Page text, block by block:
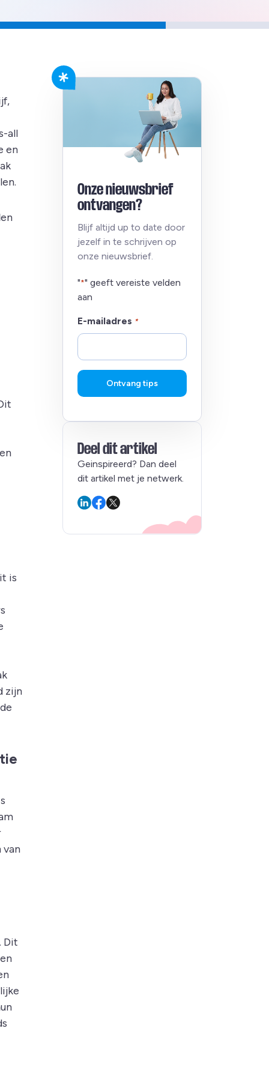
all
en
is
zijn
van
Dit
Onze nieuwsbrief
ontvangen?
Blijf altijd up to date door
jezelf in te schrijven op
onze nieuwsbrief.
"*" geeft vereiste velden
aan
E-mailadres *
Ontvang tips
Deel dit artikel
Geinspireerd? Dan deel
dit artikel met je netwerk.